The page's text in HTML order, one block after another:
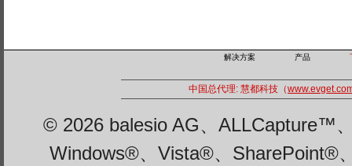
解决方案 产品
中国总代理: 慧都科技（
© 2026 balesio AG、ALLCapture™
Windows®、Vista®、SharePoint®